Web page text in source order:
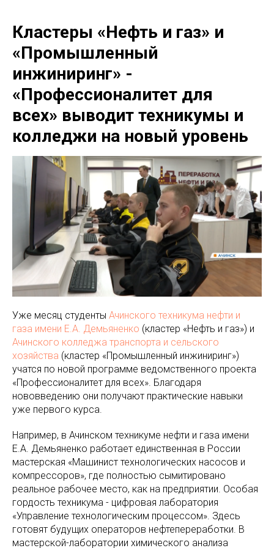
Кластеры «Нефть и газ» и
«Промышленный
инжиниринг» -
«Профессионалитет для
всех» выводит техникумы и
колледжи на новый уровень
Уже месяц студенты Ачинского техникума нефти и
газа имени Е.А. Демьяненко (кластер «Нефть и газ») и
Ачинского колледжа транспорта и сельского
хозяйства (кластер «Промышленный инжиниринг»)
учатся по новой программе ведомственного проекта
«Профессионалитет для всех». Благодаря
нововведению они получают практические навыки
уже первого курса.
Например, в Ачинском техникуме нефти и газа имени
Е.А. Демьяненко работает единственная в России
мастерская «Машинист технологических насосов и
компрессоров», где полностью сымитировано
реальное рабочее место, как на предприятии. Особая
гордость техникума - цифровая лаборатория
«Управление технологическим процессом». Здесь
готовят будущих операторов нефтепереработки. В
мастерской-лаборатории химического анализа